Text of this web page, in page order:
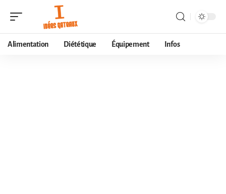
Alimentation Diététique Équipement Infos